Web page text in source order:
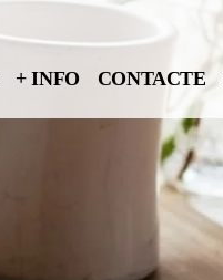
+ INFO CONTACTE